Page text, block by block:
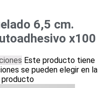
6,5 cm.
x100
Este producto tiene
se pueden elegir en la
producto